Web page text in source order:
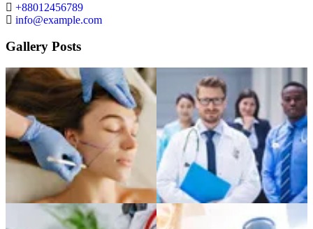
+88012456789
info@example.com
Gallery Posts